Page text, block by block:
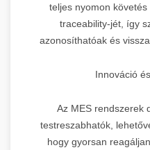
teljes nyomon
traceability-jét, így
azonosíthatóak és
Innováció
Az MES rendszerek
testreszabhatók,
hogy gyorsan